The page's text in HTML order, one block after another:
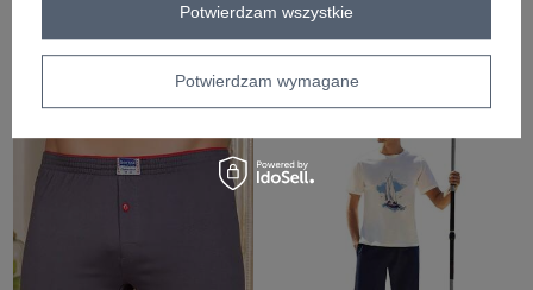
Szare męskie bokserki
Czarne męskie bokserki
Potwierdzam wymagane
Potwierdzam wszystkie